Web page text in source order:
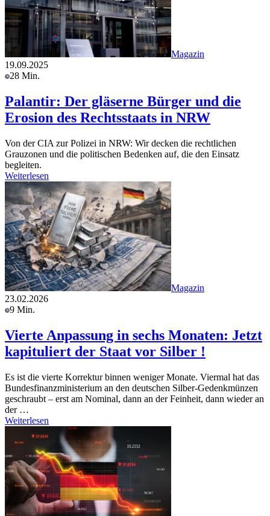
Magazin
19.09.2025
28 Min.
Palantir: Der gläserne Bürger und die
Erosion des Rechtsstaats in NRW
Von der CIA zur Polizei in NRW: Wir decken die rechtlichen
Grauzonen und die politischen Bedenken auf, die den Einsatz
begleiten.
Weiterlesen
Magazin
23.02.2026
9 Min.
Vierte Anpassung in sechs Monaten: Jetzt
kapituliert der Staat vor Silber !
Es ist die vierte Korrektur binnen weniger Monate. Viermal hat das
Bundesfinanzministerium an den deutschen Silber-Gedenkmünzen
geschraubt – erst am Nominal, dann an der Feinheit, dann wieder an
der …
Weiterlesen